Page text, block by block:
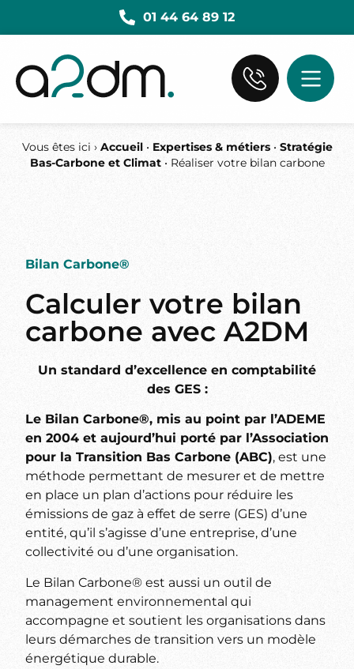
01 44 64 89 12
Vous êtes ici › Accueil• Expertises & métiers• Stratégie
Bas-Carbone et Climat• Réaliser votre bilan carbone
Bilan Carbone®
Calculer votre bilan
carbone avec A2DM
Un standard d’excellence en comptabilité
des GES :
Le Bilan Carbone®, mis au point par l’ADEME
en 2004 et aujourd’hui porté par l’Association
pour la Transition Bas Carbone (ABC), est une
méthode permettant de mesurer et de mettre
en place un plan d’actions pour réduire les
émissions de gaz à effet de serre (GES) d’une
entité, qu’il s’agisse d’une entreprise, d’une
collectivité ou d’une organisation.
Le Bilan Carbone® est aussi un outil de
management environnemental qui
accompagne et soutient les organisations dans
leurs démarches de transition vers un modèle
énergétique durable.